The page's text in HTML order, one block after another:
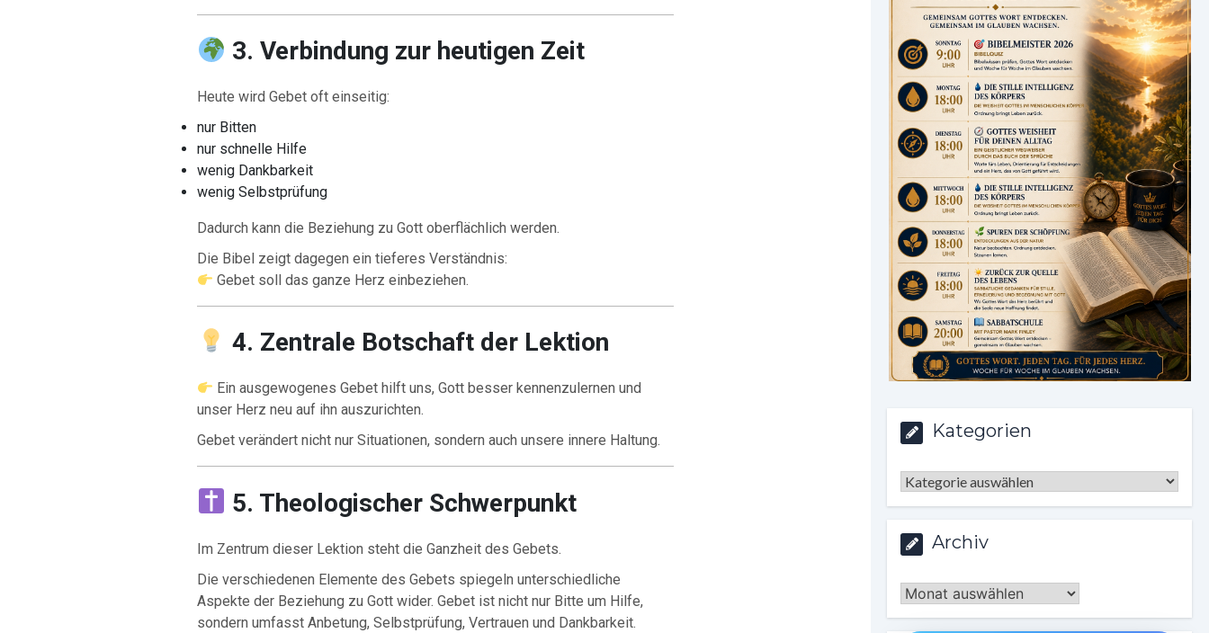
3. Verbindung zur heutigen Zeit
Heute wird Gebet oft einseitig:
nur Bitten
nur schnelle Hilfe
wenig Dankbarkeit
wenig Selbstprüfung
Dadurch kann die Beziehung zu Gott oberflächlich werden.
Die Bibel zeigt dagegen ein tieferes Verständnis:
Gebet soll das ganze Herz einbeziehen.
4. Zentrale Botschaft der Lektion
Ein ausgewogenes Gebet hilft uns, Gott besser kennenzulernen und
unser Herz neu auf ihn auszurichten.
Gebet verändert nicht nur Situationen, sondern auch unsere innere Haltung.
5. Theologischer Schwerpunkt
Im Zentrum dieser Lektion steht die Ganzheit des Gebets.
Die verschiedenen Elemente des Gebets spiegeln unterschiedliche
Aspekte der Beziehung zu Gott wider. Gebet ist nicht nur Bitte um Hilfe,
sondern umfasst Anbetung, Selbstprüfung, Vertrauen und Dankbarkeit.
Kategorien
Kategorien
Archiv
Archiv